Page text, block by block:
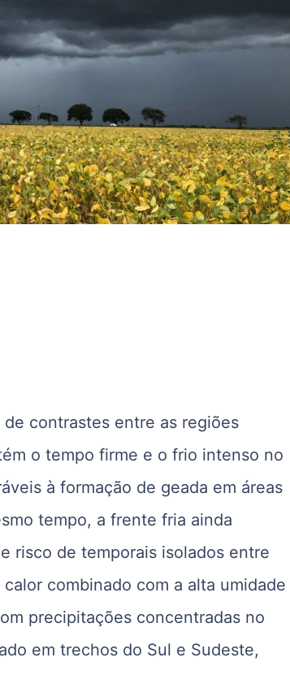
contrastes entre as regiões
o tempo firme e o frio intenso no
à formação de geada em áreas
tempo, a frente fria ainda
risco de temporais isolados entre
combinado com a alta umidade
precipitações concentradas no
em trechos do Sul e Sudeste,